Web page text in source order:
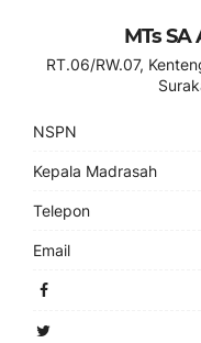
MTs
RT.06/RW.07,
NSPN
Kepala Madrasah
Telepon
Email